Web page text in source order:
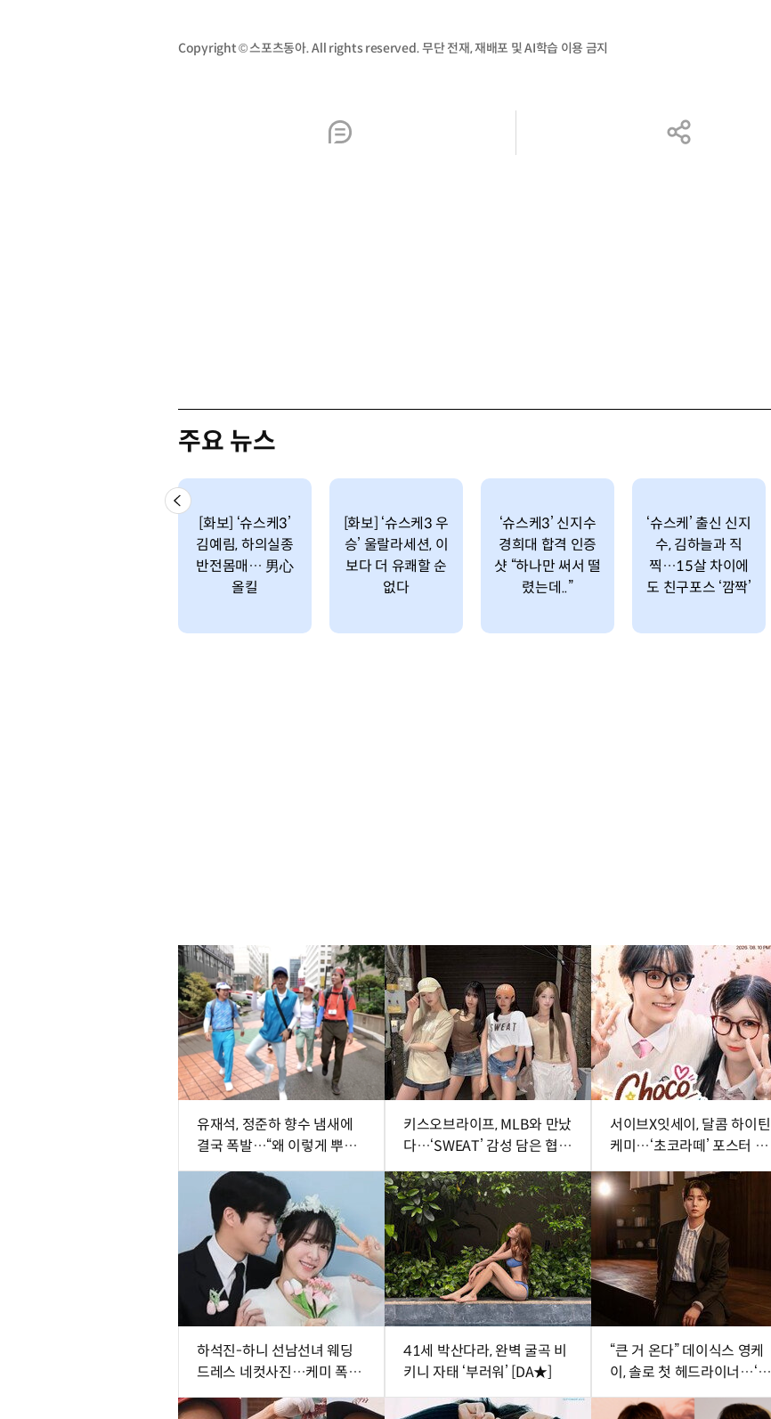
Copyright © 스포츠동아. All rights reserved. 무단 전재, 재배포 및 AI학습 이용 금지
주요 뉴스
[화보] ‘슈스케3’
김예림, 하의실종
반전몸매… 男心
올킬
[화보] ‘슈스케3 우
승’ 울랄라세션, 이
보다 더 유쾌할 순
없다
‘슈스케3’ 신지수
경희대 합격 인증
샷 “하나만 써서 떨
렸는데..”
‘슈스케’ 출신 신지
수, 김하늘과 직
찍…15살 차이에
도 친구포스 ‘깜짝’
유재석, 정준하 향수 냄새에
결국 폭발…“왜 이렇게 뿌려
요”
키스오브라이프, MLB와 만났
다…‘SWEAT’ 감성 담은 협업
공개
서이브X잇세이, 달콤 하이틴
케미…‘초코라떼’ 포스터 공
개
하석진-하니 선남선녀 웨딩
드레스 네컷사진…케미 폭발
[DA★]
41세 박산다라, 완벽 굴곡 비
키니 자태 ‘부러워’ [DA★]
“큰 거 온다” 데이식스 영케
이, 솔로 첫 헤드라이너…‘사
플페’ 출격